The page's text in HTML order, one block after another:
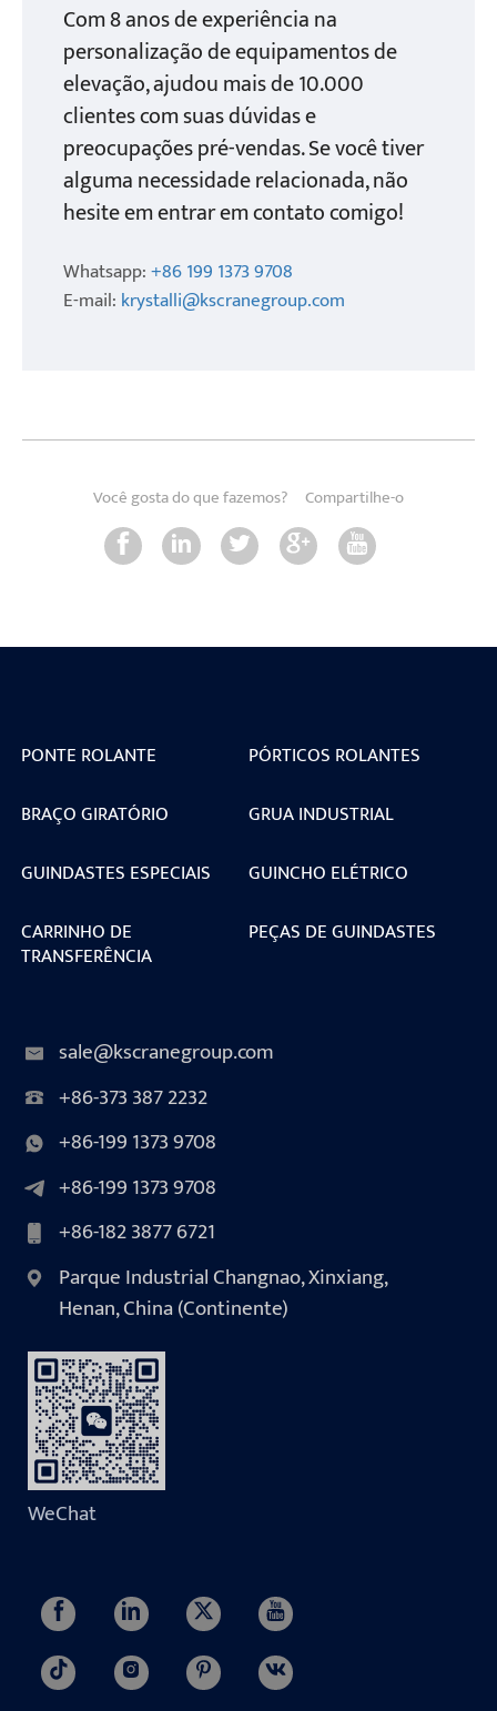
Com 8 anos de experiência na
personalização de equipamentos de
elevação, ajudou mais de 10.000
clientes com suas dúvidas e
preocupações pré-vendas. Se você tiver
alguma necessidade relacionada, não
hesite em entrar em contato comigo!
Whatsapp:+86 199 1373 9708
E-mail: krystalli@kscranegroup.com
Você gosta do que fazemos? Compartilhe-o
PONTE ROLANTE
PÓRTICOS ROLANTES
BRAÇO GIRATÓRIO
GRUA INDUSTRIAL
GUINDASTES ESPECIAIS
GUINCHO ELÉTRICO
CARRINHO DE
TRANSFERÊNCIA
PEÇAS DE GUINDASTES
sale@kscranegroup.com
+86-373 387 2232
+86-199 1373 9708
+86-199 1373 9708
+86-182 3877 6721
Parque Industrial Changnao, Xinxiang,
Henan, China (Continente)
WeChat